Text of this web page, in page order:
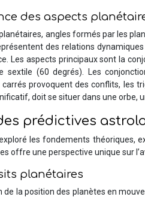
des aspects
angles formés par les
des relations
Les aspects principaux sont la
sextile (60 degrés). Les
carrés provoquent des conflits, les
doit se situer dans une orbe,
prédictives
les fondements théoriques,
offre une perspective unique sur
planétaires
de la position des planètes en